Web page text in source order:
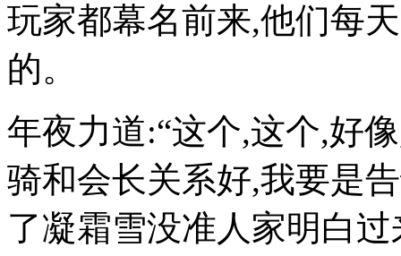
玩家都幕名前来,他们每
的。
年夜力道:“这个,这个,好
骑和会长关系好,我要是
了凝霜雪没准人家明白